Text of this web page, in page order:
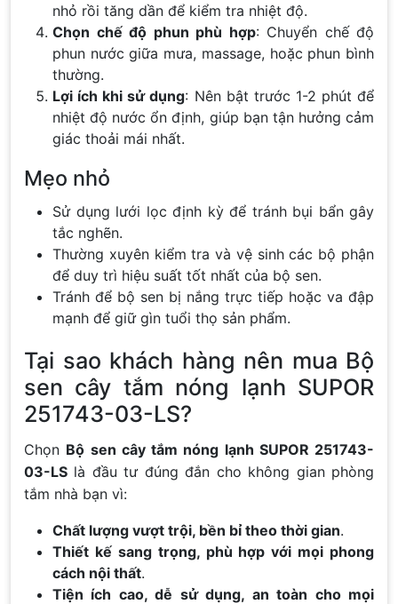
nhỏ rồi tăng dần để kiểm tra nhiệt độ.
Chọn chế độ phun phù hợp: Chuyển chế độ
phun nước giữa mưa, massage, hoặc phun bình
thường.
Lợi ích khi sử dụng: Nên bật trước 1-2 phút để
nhiệt độ nước ổn định, giúp bạn tận hưởng cảm
giác thoải mái nhất.
Mẹo nhỏ
Sử dụng lưới lọc định kỳ để tránh bụi bẩn gây
tắc nghẽn.
Thường xuyên kiểm tra và vệ sinh các bộ phận
để duy trì hiệu suất tốt nhất của bộ sen.
Tránh để bộ sen bị nắng trực tiếp hoặc va đập
mạnh để giữ gìn tuổi thọ sản phẩm.
Tại sao khách hàng nên mua Bộ
sen cây tắm nóng lạnh SUPOR
251743-03-LS?
Chọn Bộ sen cây tắm nóng lạnh SUPOR 251743-
03-LS là đầu tư đúng đắn cho không gian phòng
tắm nhà bạn vì:
Chất lượng vượt trội, bền bỉ theo thời gian.
Thiết kế sang trọng, phù hợp với mọi phong
cách nội thất.
Tiện ích cao, dễ sử dụng, an toàn cho mọi